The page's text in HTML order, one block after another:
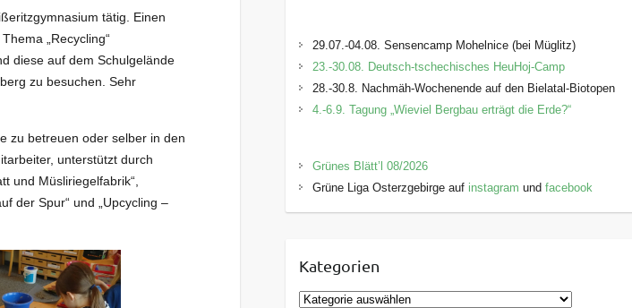
tätig. Einen
„Recycling“
diese auf dem Schulgelände
zu besuchen. Sehr
zu betreuen oder selber in den
unterstützt durch
und Müsliriegelfabrik“,
der Spur“ und „Upcycling –
29.07.-04.08. Sensencamp Mohelnice (bei Müglitz)
23.-30.08. Deutsch-tschechisches HeuHoj-Camp
28.-30.8. Nachmäh-Wochenende auf den Bielatal-Biotopen
4.-6.9. Tagung „Wieviel Bergbau erträgt die Erde?“
Grünes Blätt’l 08/2026
Grüne Liga Osterzgebirge auf instagram und facebook
Kategorien
K